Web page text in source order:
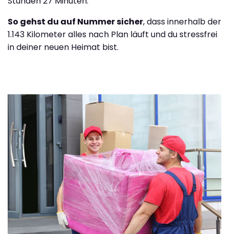
So gehst du auf Nummer sicher, dass innerhalb der
1.143 Kilometer alles nach Plan läuft und du stressfrei
in deiner neuen Heimat bist.